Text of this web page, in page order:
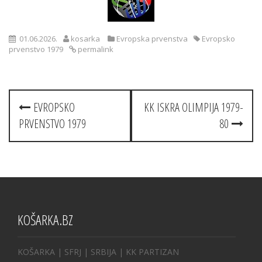
01.06.2026. kosarka Evropska prvenstva
Evropsko
prvenstvo 1979
permalink
Post
navigation
EVROPSKO
PRVENSTVO 1979
KK ISKRA OLIMPIJA 1979-
80
KOŠARKA.BZ
KOŠARKA | SFRJ | SRBIJA | KK PARTIZAN